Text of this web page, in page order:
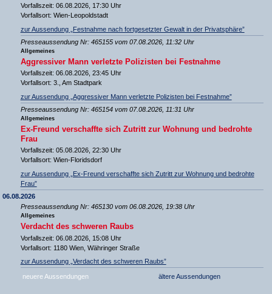
Vorfallszeit: 06.08.2026, 17:30 Uhr
Vorfallsort: Wien-Leopoldstadt
zur Aussendung „Festnahme nach fortgesetzter Gewalt in der Privatsphäre”
Presseaussendung Nr: 465155 vom 07.08.2026, 11:32 Uhr
Allgemeines
Aggressiver Mann verletzte Polizisten bei Festnahme
Vorfallszeit: 06.08.2026, 23:45 Uhr
Vorfallsort: 3., Am Stadtpark
zur Aussendung „Aggressiver Mann verletzte Polizisten bei Festnahme”
Presseaussendung Nr: 465154 vom 07.08.2026, 11:31 Uhr
Allgemeines
Ex-Freund verschaffte sich Zutritt zur Wohnung und bedrohte
Frau
Vorfallszeit: 05.08.2026, 22:30 Uhr
Vorfallsort: Wien-Floridsdorf
zur Aussendung „Ex-Freund verschaffte sich Zutritt zur Wohnung und bedrohte
Frau”
06.08.2026
Presseaussendung Nr: 465130 vom 06.08.2026, 19:38 Uhr
Allgemeines
Verdacht des schweren Raubs
Vorfallszeit: 06.08.2026, 15:08 Uhr
Vorfallsort: 1180 Wien, Währinger Straße
zur Aussendung „Verdacht des schweren Raubs”
neuere Aussendungen ältere Aussendungen